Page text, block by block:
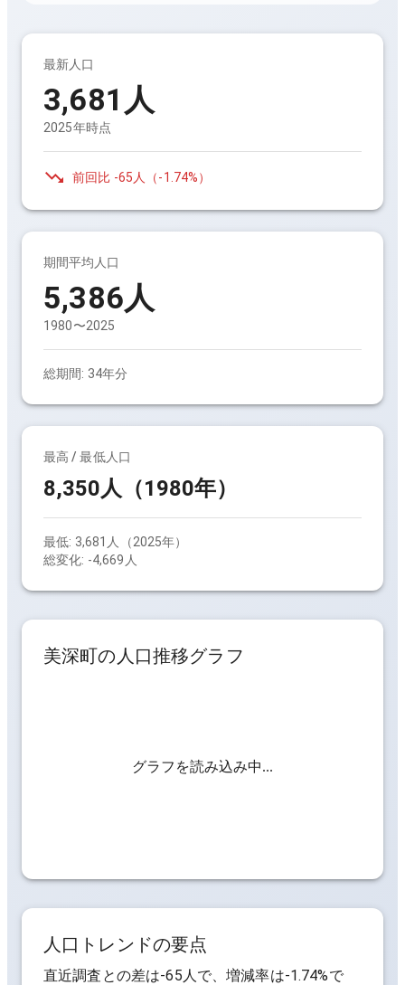
最新人口
3,681 人
2025年時点
前回比 -65人 （-1.74%）
期間平均人口
5,386人
1980〜2025
総期間: 34年分
最高 / 最低人口
8,350人（1980年）
最低: 3,681人（2025年）
総変化: -4,669人
美深町の人口推移グラフ
グラフを読み込み中...
人口トレンドの要点
直近調査との差は-65人で、増減率は-1.74%で